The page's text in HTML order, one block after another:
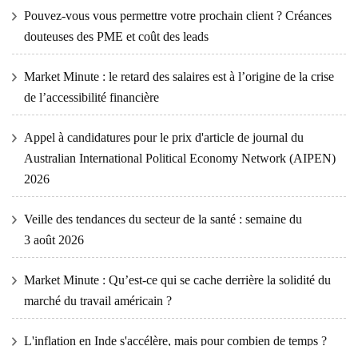
Pouvez-vous vous permettre votre prochain client ? Créances
douteuses des PME et coût des leads
Market Minute : le retard des salaires est à l’origine de la crise
de l’accessibilité financière
Appel à candidatures pour le prix d'article de journal du
Australian International Political Economy Network (AIPEN)
2026
Veille des tendances du secteur de la santé : semaine du
3 août 2026
Market Minute : Qu’est-ce qui se cache derrière la solidité du
marché du travail américain ?
L'inflation en Inde s'accélère, mais pour combien de temps ?